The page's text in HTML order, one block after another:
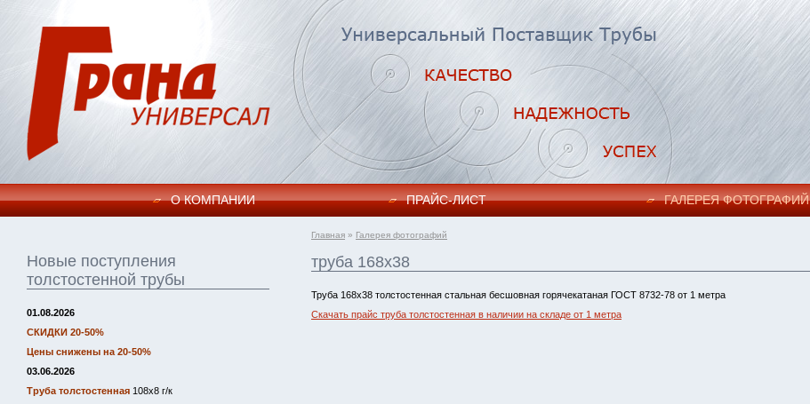
О КОМПАНИИ ПРАЙC-ЛИСТ ГАЛЕРЕЯ ФОТОГРАФИЙ
Новые поступления
толстостенной трубы
01.08.2026
СКИДКИ 20-50%
Цены снижены на 20-50%
03.06.2026
Труба толстостенная 108х8 г/к
Главная » Галерея фотографий
труба 168х38
Труба 168х38 толстостенная стальная бесшовная горячекатаная ГОСТ 8732-78 от 1 метра
Скачать прайс труба толстостенная в наличии на складе от 1 метра